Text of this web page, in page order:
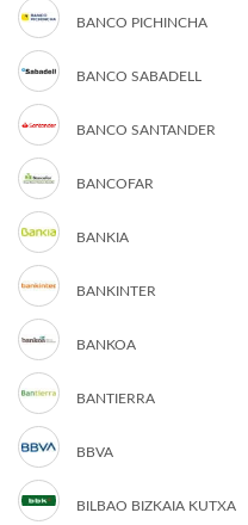
BANCO PICHINCHA
BANCO SABADELL
BANCO SANTANDER
BANCOFAR
BANKIA
BANKINTER
BANKOA
BANTIERRA
BBVA
BILBAO BIZKAIA KUTXA